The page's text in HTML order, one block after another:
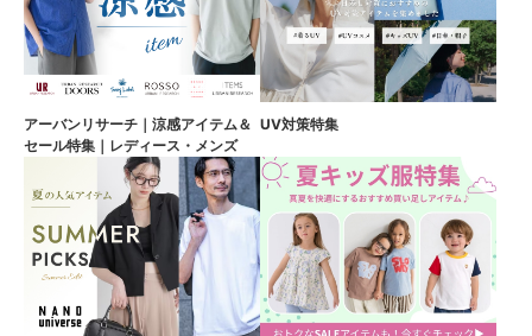
アーバンリサーチ｜涼感アイテム＆
セール特集｜レディース・メンズ
UV対策特集